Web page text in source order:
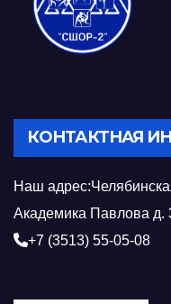
КОНТАКТНАЯ
Наш
Академика Павлова д.
+7 (3513) 55-05-08